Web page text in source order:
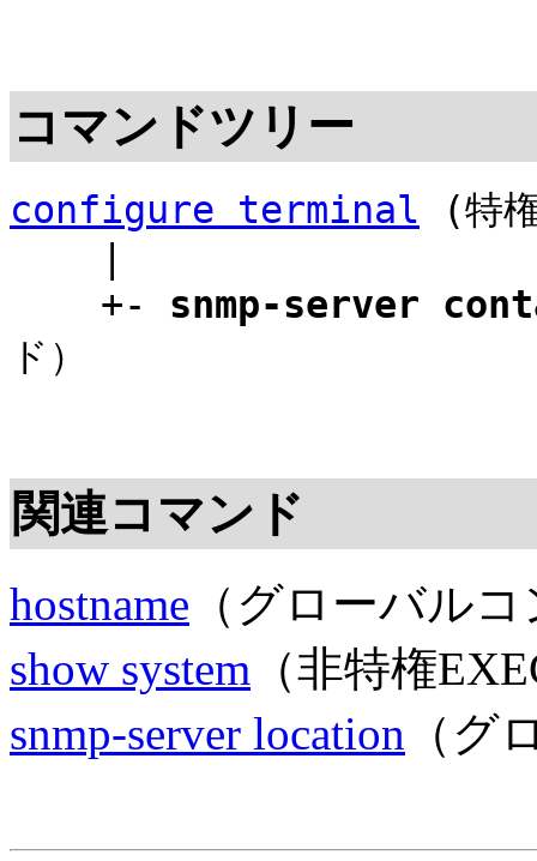
コマンドツリー
configure terminal (特
+- snmp-server
ド）
関連コマンド
hostname （グローバル
show system （非特権
snmp-server location （グ